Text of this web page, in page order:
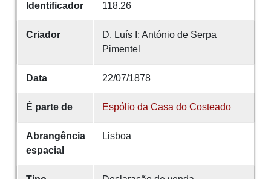
Identificador 118.26
Criador
D. Luís I; António de Serpa
Pimentel
Data 22/07/1878
É parte de Espólio da Casa do Costeado
Abrangência
espacial
Lisboa